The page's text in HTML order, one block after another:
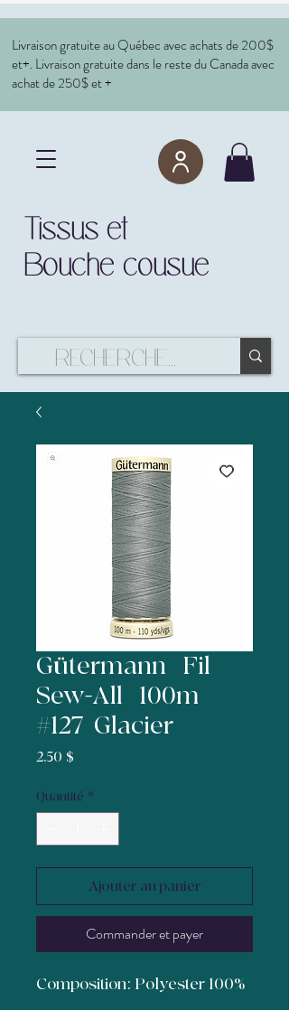
Tissus et
Bouche cousue
Livraison gratuite au Québec avec achats de 200$
et+. Livraison gratuite dans le reste du Canada avec
achat de 250$ et +
Gütermann | Fil
Sew-All | 100m |
#127 |Glacier
2,50 $
Quantité *
Ajouter au panier
Commander et payer
Composition: Polyester 100%